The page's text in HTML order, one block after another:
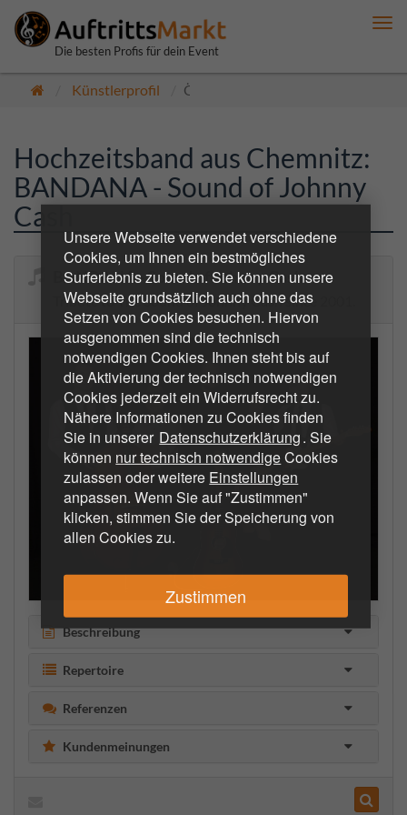
Unsere Webseite verwendet verschiedene
Cookies, um Ihnen ein bestmögliches
Surferlebnis zu bieten. Sie können unsere
Webseite grundsätzlich auch ohne das
Setzen von Cookies besuchen. Hiervon
ausgenommen sind die technisch
notwendigen Cookies. Ihnen steht bis auf
die Aktivierung der technisch notwendigen
Cookies jederzeit ein Widerrufsrecht zu.
Nähere Informationen zu Cookies finden
Sie in unserer Datenschutzerklärung. Sie
können nur technisch notwendigeCookies
zulassen oder weitere Einstellungen
anpassen. Wenn Sie auf "Zustimmen"
klicken, stimmen Sie der Speicherung von
allen Cookies zu.
Zustimmen
Die besten Profis für dein Event
Künstlerprofil Öffentlich
Hochzeitsband aus Chemnitz:
BANDANA - Sound of Johnny
Cash
BANDANA - Sound of Johnny Cash
Tribute to The Sound of Johnny Cash since 2001.
Beschreibung
Repertoire
Referenzen
Kundenmeinungen